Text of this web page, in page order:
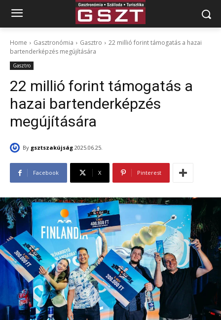
Home Gasztronómia Gasztro
22 millió forint támogatás a hazai
bartenderképzés megújítására
Gasztro
22 millió forint támogatás a
hazai bartenderképzés
megújítására
By gsztszakújság 2025.06.25.
Facebook X Pinterest